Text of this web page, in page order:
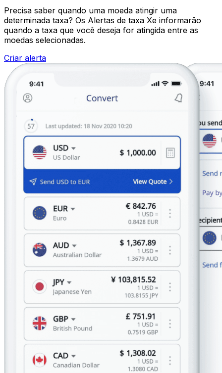
Precisa saber quando uma moeda atingir uma
determinada taxa? Os Alertas de taxa Xe informarão
quando a taxa que você deseja for atingida entre as
moedas selecionadas.
Criar alerta